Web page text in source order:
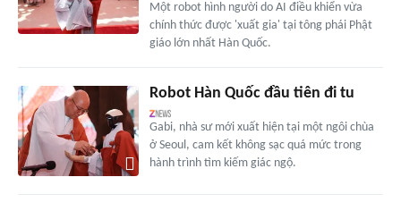
Một robot hình người do AI điều khiển vừa
chính thức được 'xuất gia' tại tông phái Phật
giáo lớn nhất Hàn Quốc.
Robot Hàn Quốc đầu tiên đi tu
Gabi, nhà sư mới xuất hiện tại một ngôi chùa
ở Seoul, cam kết không sạc quá mức trong
hành trình tìm kiếm giác ngộ.